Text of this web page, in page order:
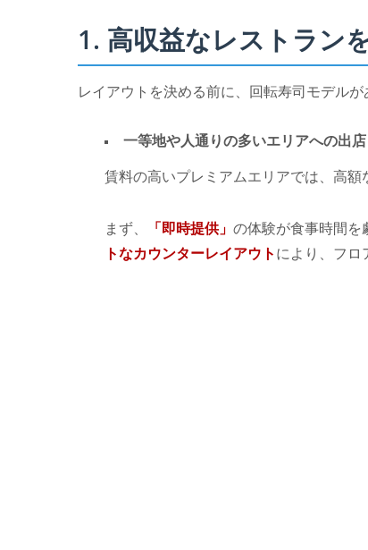
1. 高収益なレストラン
レイアウトを決める前に、回転寿司モデル
一等地や人通りの多いエリアへの出店
賃料の高いプレミアムエリアでは、高
まず、 「即時提供」 の体験が食事時間を
トなカウンターレイアウト により、フロ